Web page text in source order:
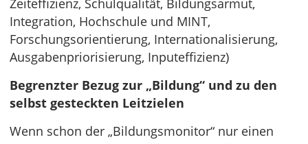
Zeiteffizienz, Schulqualität, Bildungsarmut,
Integration, Hochschule und MINT,
Forschungsorientierung, Internationalisierung,
Ausgabenpriorisierung, Inputeffizienz)
Begrenzter Bezug zur „Bildung“ und zu den
selbst gesteckten Leitzielen
Wenn schon der „Bildungsmonitor“ nur einen